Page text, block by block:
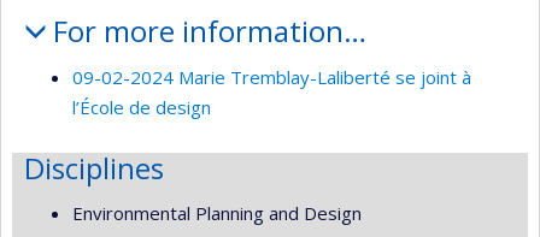
For more information…
09-02-2024 Marie Tremblay-Laliberté se joint à
l’École de design
Disciplines
Environmental Planning and Design